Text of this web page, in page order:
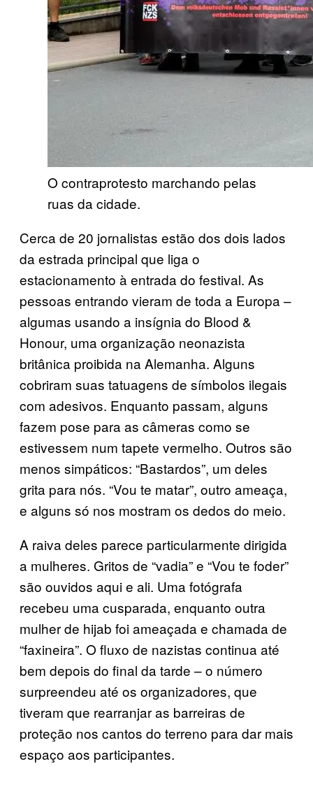
O contraprotesto marchando pelas
ruas da cidade.
Cerca de 20 jornalistas estão dos dois lados
da estrada principal que liga o
estacionamento à entrada do festival. As
pessoas entrando vieram de toda a Europa –
algumas usando a insígnia do Blood &
Honour, uma organização neonazista
britânica proibida na Alemanha. Alguns
cobriram suas tatuagens de símbolos ilegais
com adesivos. Enquanto passam, alguns
fazem pose para as câmeras como se
estivessem num tapete vermelho. Outros são
menos simpáticos: “Bastardos”, um deles
grita para nós. “Vou te matar”, outro ameaça,
e alguns só nos mostram os dedos do meio.
A raiva deles parece particularmente dirigida
a mulheres. Gritos de “vadia” e “Vou te foder”
são ouvidos aqui e ali. Uma fotógrafa
recebeu uma cusparada, enquanto outra
mulher de hijab foi ameaçada e chamada de
“faxineira”. O fluxo de nazistas continua até
bem depois do final da tarde – o número
surpreendeu até os organizadores, que
tiveram que rearranjar as barreiras de
proteção nos cantos do terreno para dar mais
espaço aos participantes.